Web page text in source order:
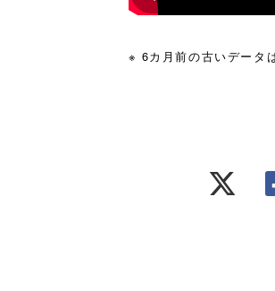
※ 6カ月前の古いデータ